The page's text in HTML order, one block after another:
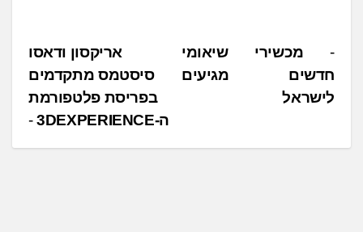
נ
י
ו
אריקסון ודאסו
סיסטמס מתקדמים
בפריסת פלטפורמת
ה-3DEXPERIENCE
מכשירי שיאומי
חדשים מגיעים
לישראל